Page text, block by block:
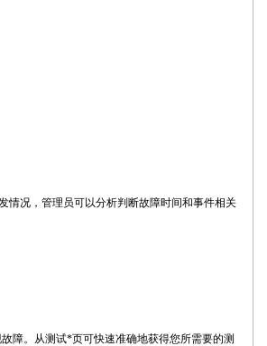
情况，管理员可以分析判断故障时间和事件相关
障。从测试*页可快速准确地获得您所需要的测